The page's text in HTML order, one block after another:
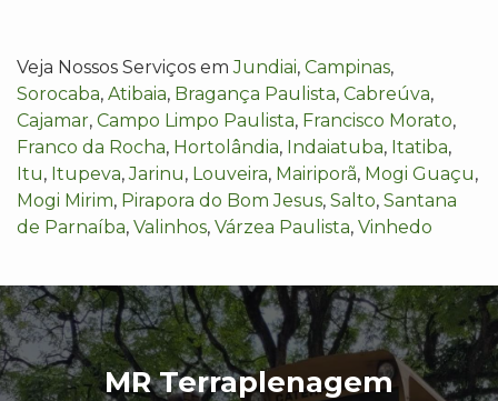
Veja Nossos Serviços emJundiai, Campinas,
Sorocaba, Atibaia, Bragança Paulista, Cabreúva,
Cajamar, Campo Limpo Paulista, Francisco Morato,
Franco da Rocha, Hortolândia, Indaiatuba, Itatiba,
Itu, Itupeva,Jarinu, Louveira, Mairiporã, Mogi Guaçu,
Mogi Mirim, Pirapora do Bom Jesus, Salto, Santana
de Parnaíba, Valinhos, Várzea Paulista, Vinhedo
MR Terraplenagem